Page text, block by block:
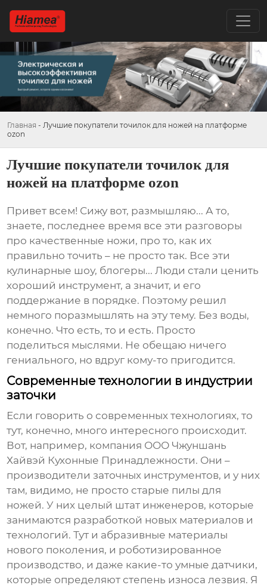
Главная - Лучшие покупатели точилок для ножей на платформе
ozon
Лучшие покупатели точилок для
ножей на платформе ozon
Привет всем! Сижу вот, размышляю... А то,
знаете, последнее время все эти разговоры
про качественные ножи, про то, как их
правильно точить – не просто так. Все эти
кулинарные шоу, блогеры... Люди стали ценить
хороший инструмент, а значит, и его
поддержание в порядке. Поэтому решил
немного поразмышлять на эту тему. Без воды,
конечно. Что есть, то и есть. Просто
поделиться мыслями. Не обещаю ничего
гениального, но вдруг кому-то пригодится.
Современные технологии в индустрии
заточки
Если говорить о современных технологиях, то
тут, конечно, много интересного происходит.
Вот, например, компания ООО Чжуншань
Хайвэй Кухонные Принадлежности. Они –
производители заточных инструментов, и у них
там, видимо, не просто старые пилы для
ножей. У них целый штат инженеров, которые
занимаются разработкой новых материалов и
технологий. Тут и абразивные материалы
нового поколения, и роботизированное
производство, и даже какие-то умные датчики,
которые определяют степень износа лезвия. Я